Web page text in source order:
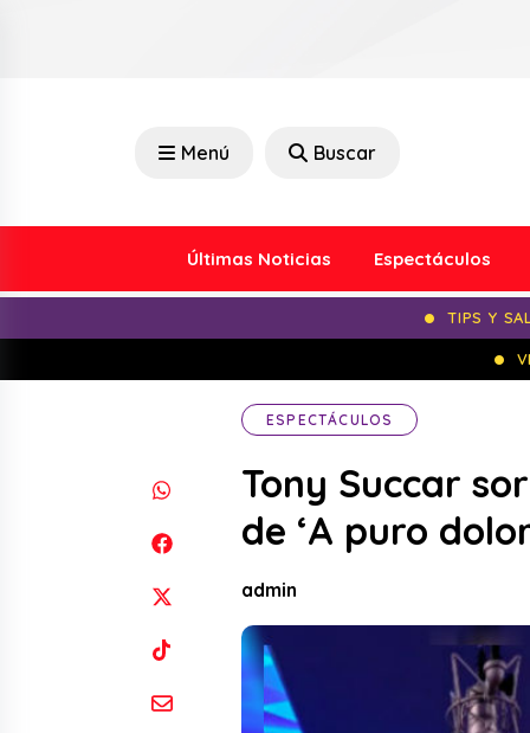
Menú Buscar
Últimas Noticias Espectáculos
TIPS Y
ESPECTÁCULOS
Tony Succar
de ‘A puro
admin